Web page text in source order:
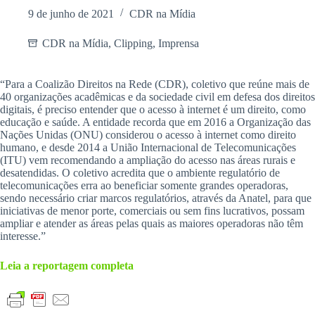
9 de junho de 2021 CDR na Mídia
CDR na Mídia, Clipping, Imprensa
“Para a Coalizão Direitos na Rede (CDR), coletivo que reúne mais de
40 organizações acadêmicas e da sociedade civil em defesa dos direitos
digitais, é preciso entender que o acesso à internet é um direito, como
educação e saúde. A entidade recorda que em 2016 a Organização das
Nações Unidas (ONU) considerou o acesso à internet como direito
humano, e desde 2014 a União Internacional de Telecomunicações
(ITU) vem recomendando a ampliação do acesso nas áreas rurais e
desatendidas. O coletivo acredita que o ambiente regulatório de
telecomunicações erra ao beneficiar somente grandes operadoras,
sendo necessário criar marcos regulatórios, através da Anatel, para que
iniciativas de menor porte, comerciais ou sem fins lucrativos, possam
ampliar e atender as áreas pelas quais as maiores operadoras não têm
interesse.”
Leia a reportagem completa